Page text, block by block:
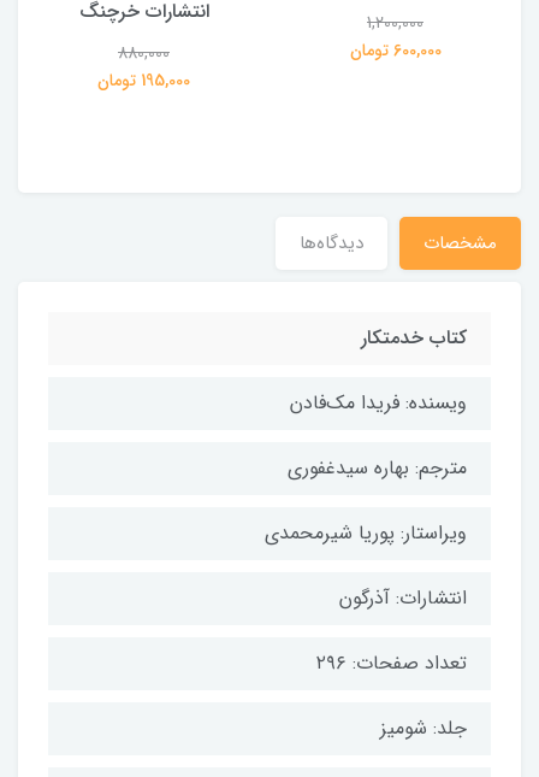
1,200,000
600,000 تومان
انتشارات خرچنگ
880,000
195,000 تومان
مشخصات دیدگاه‌ها
کتاب خدمتکار
ویسنده: فریدا مک‌فادن
مترجم: بهاره سیدغفوری
ویراستار: پوریا شیرمحمدی
انتشارات: آذرگون
تعداد صفحات: ۲۹۶
جلد: شومیز